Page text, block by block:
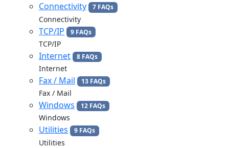
Connectivity 7 FAQs
Connectivity
TCP/IP 9 FAQs
TCP/IP
Internet 8 FAQs
Internet
Fax / Mail 13 FAQs
Fax / Mail
Windows 12 FAQs
Windows
Utilities 9 FAQs
Utilities